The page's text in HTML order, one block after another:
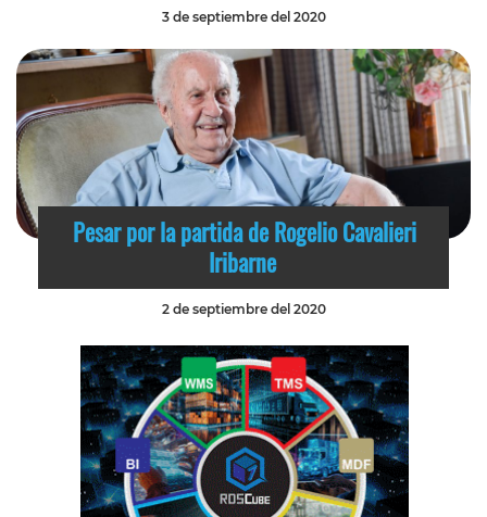
3 de septiembre del 2020
Pesar por la partida de Rogelio Cavalieri
Iribarne
2 de septiembre del 2020